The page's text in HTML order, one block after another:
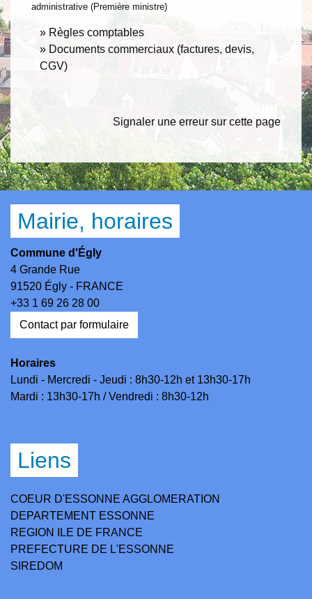
administrative (Première ministre)
Règles comptables
Documents commerciaux (factures, devis,
CGV)
Signaler une erreur sur cette page
Mairie, horaires
Commune d'Égly
4 Grande Rue
91520 Égly - FRANCE
+33 1 69 26 28 00
Contact par formulaire
Horaires
Lundi - Mercredi - Jeudi : 8h30-12h et 13h30-17h
Mardi : 13h30-17h / Vendredi : 8h30-12h
Liens
COEUR D'ESSONNE AGGLOMERATION
DEPARTEMENT ESSONNE
REGION ILE DE FRANCE
PREFECTURE DE L'ESSONNE
SIREDOM